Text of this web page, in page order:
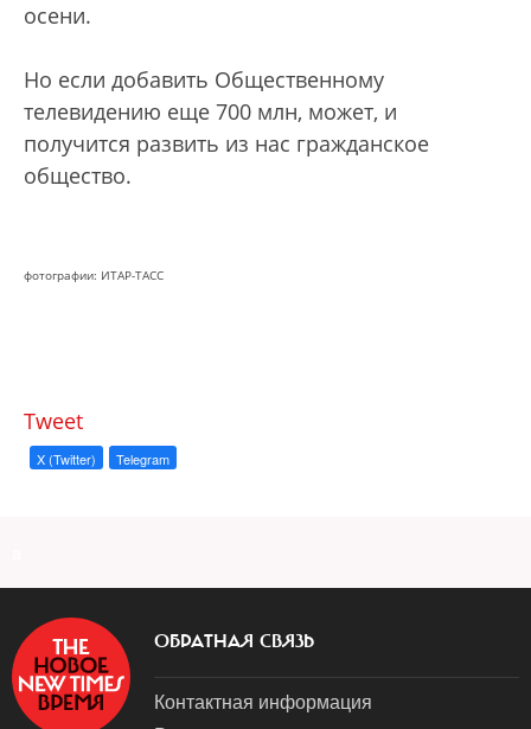
осени.
Но если добавить Общественному
телевидению еще 700 млн, может, и
получится развить из нас гражданское
общество.
фотографии: ИТАР-ТАСС
Tweet
X (Twitter) Telegram
ОБРАТНАЯ СВЯЗЬ
Контактная информация